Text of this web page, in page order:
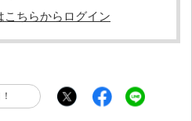
こちらからログイン